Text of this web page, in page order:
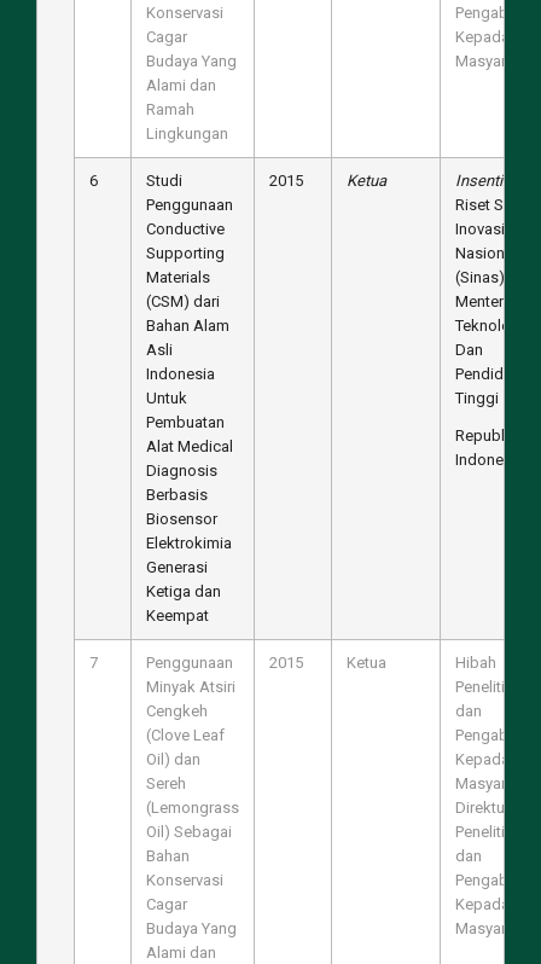
Konservasi
Cagar
Budaya Yang
Alami dan
Ramah
Lingkungan
Pengabdian
Kepada
Masyarakat
6
Studi
Penggunaan
Conductive
Supporting
Materials
(CSM) dari
Bahan Alam
Asli
Indonesia
Untuk
Pembuatan
Alat Medical
Diagnosis
Berbasis
Biosensor
Elektrokimia
Generasi
Ketiga dan
Keempat
2015 Ketua
Insentif
Riset Sistem
Inovasi
Nasional
(Sinas),
Teknologi
Dan
Pendidikan
Tinggi
Republik
Indonesia
7
Penggunaan
Minyak Atsiri
Cengkeh
(Clove Leaf
Oil) dan
Sereh
(Lemongrass
Oil) Sebagai
Bahan
Konservasi
Cagar
Budaya Yang
Alami dan
2015 Ketua
Hibah
Penelitian
dan
Pengabdian
Kepada
Masyarakat,
Direktur
Penelitian
dan
Pengabdian
Kepada
Masyarakat